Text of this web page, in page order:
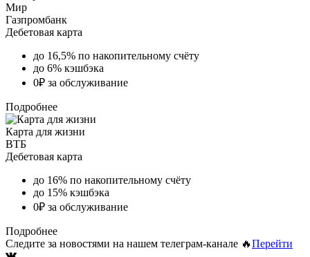
Мир
Газпромбанк
Дебетовая карта
до 16,5% по накопительному счёту
до 6% кэшбэка
0₽ за обслуживание
Подробнее
Карта для жизни
ВТБ
Дебетовая карта
до 16% по накопительному счёту
до 15% кэшбэка
0₽ за обслуживание
Подробнее
Следите за новостями на нашем телеграм-канале 🔥Перейти